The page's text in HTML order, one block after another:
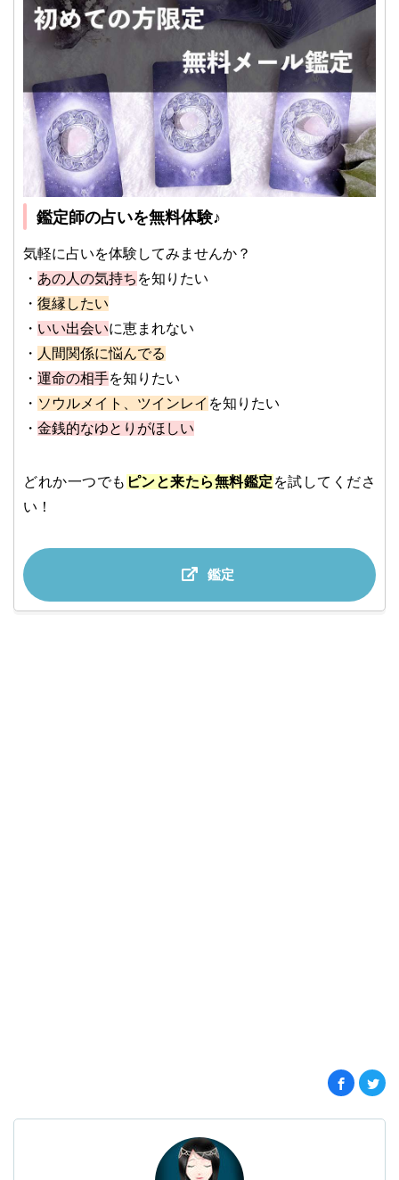
鑑定師の占いを無料体験♪
気軽に占いを体験してみませんか？
・ あの人の気持ち を知りたい
・ 復縁したい
・ いい出会いに恵まれない
・ 人間関係に悩んでる
・ 運命の相手を知りたい
・ ソウルメイト、ツインレイ を知りたい
・ 金銭的なゆとりがほしい
どれか一つでも ピンと来たら無料鑑定 を試してくださ
い！
鑑定